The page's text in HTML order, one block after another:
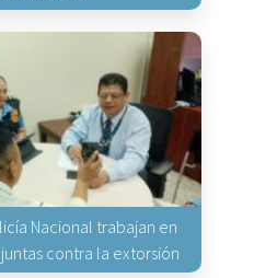
Nacional trabajan en
contra la extorsión